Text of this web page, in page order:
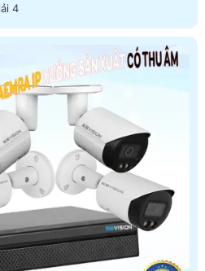
giải 4